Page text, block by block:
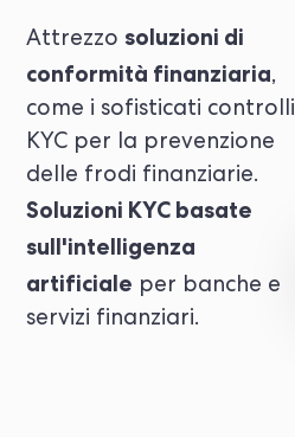
Attrezzo soluzioni di
conformità finanziaria,
come i sofisticati controlli
KYC per la prevenzione
delle frodi finanziarie.
Soluzioni KYC basate
sull'intelligenza
artificiale per banche e
servizi finanziari.